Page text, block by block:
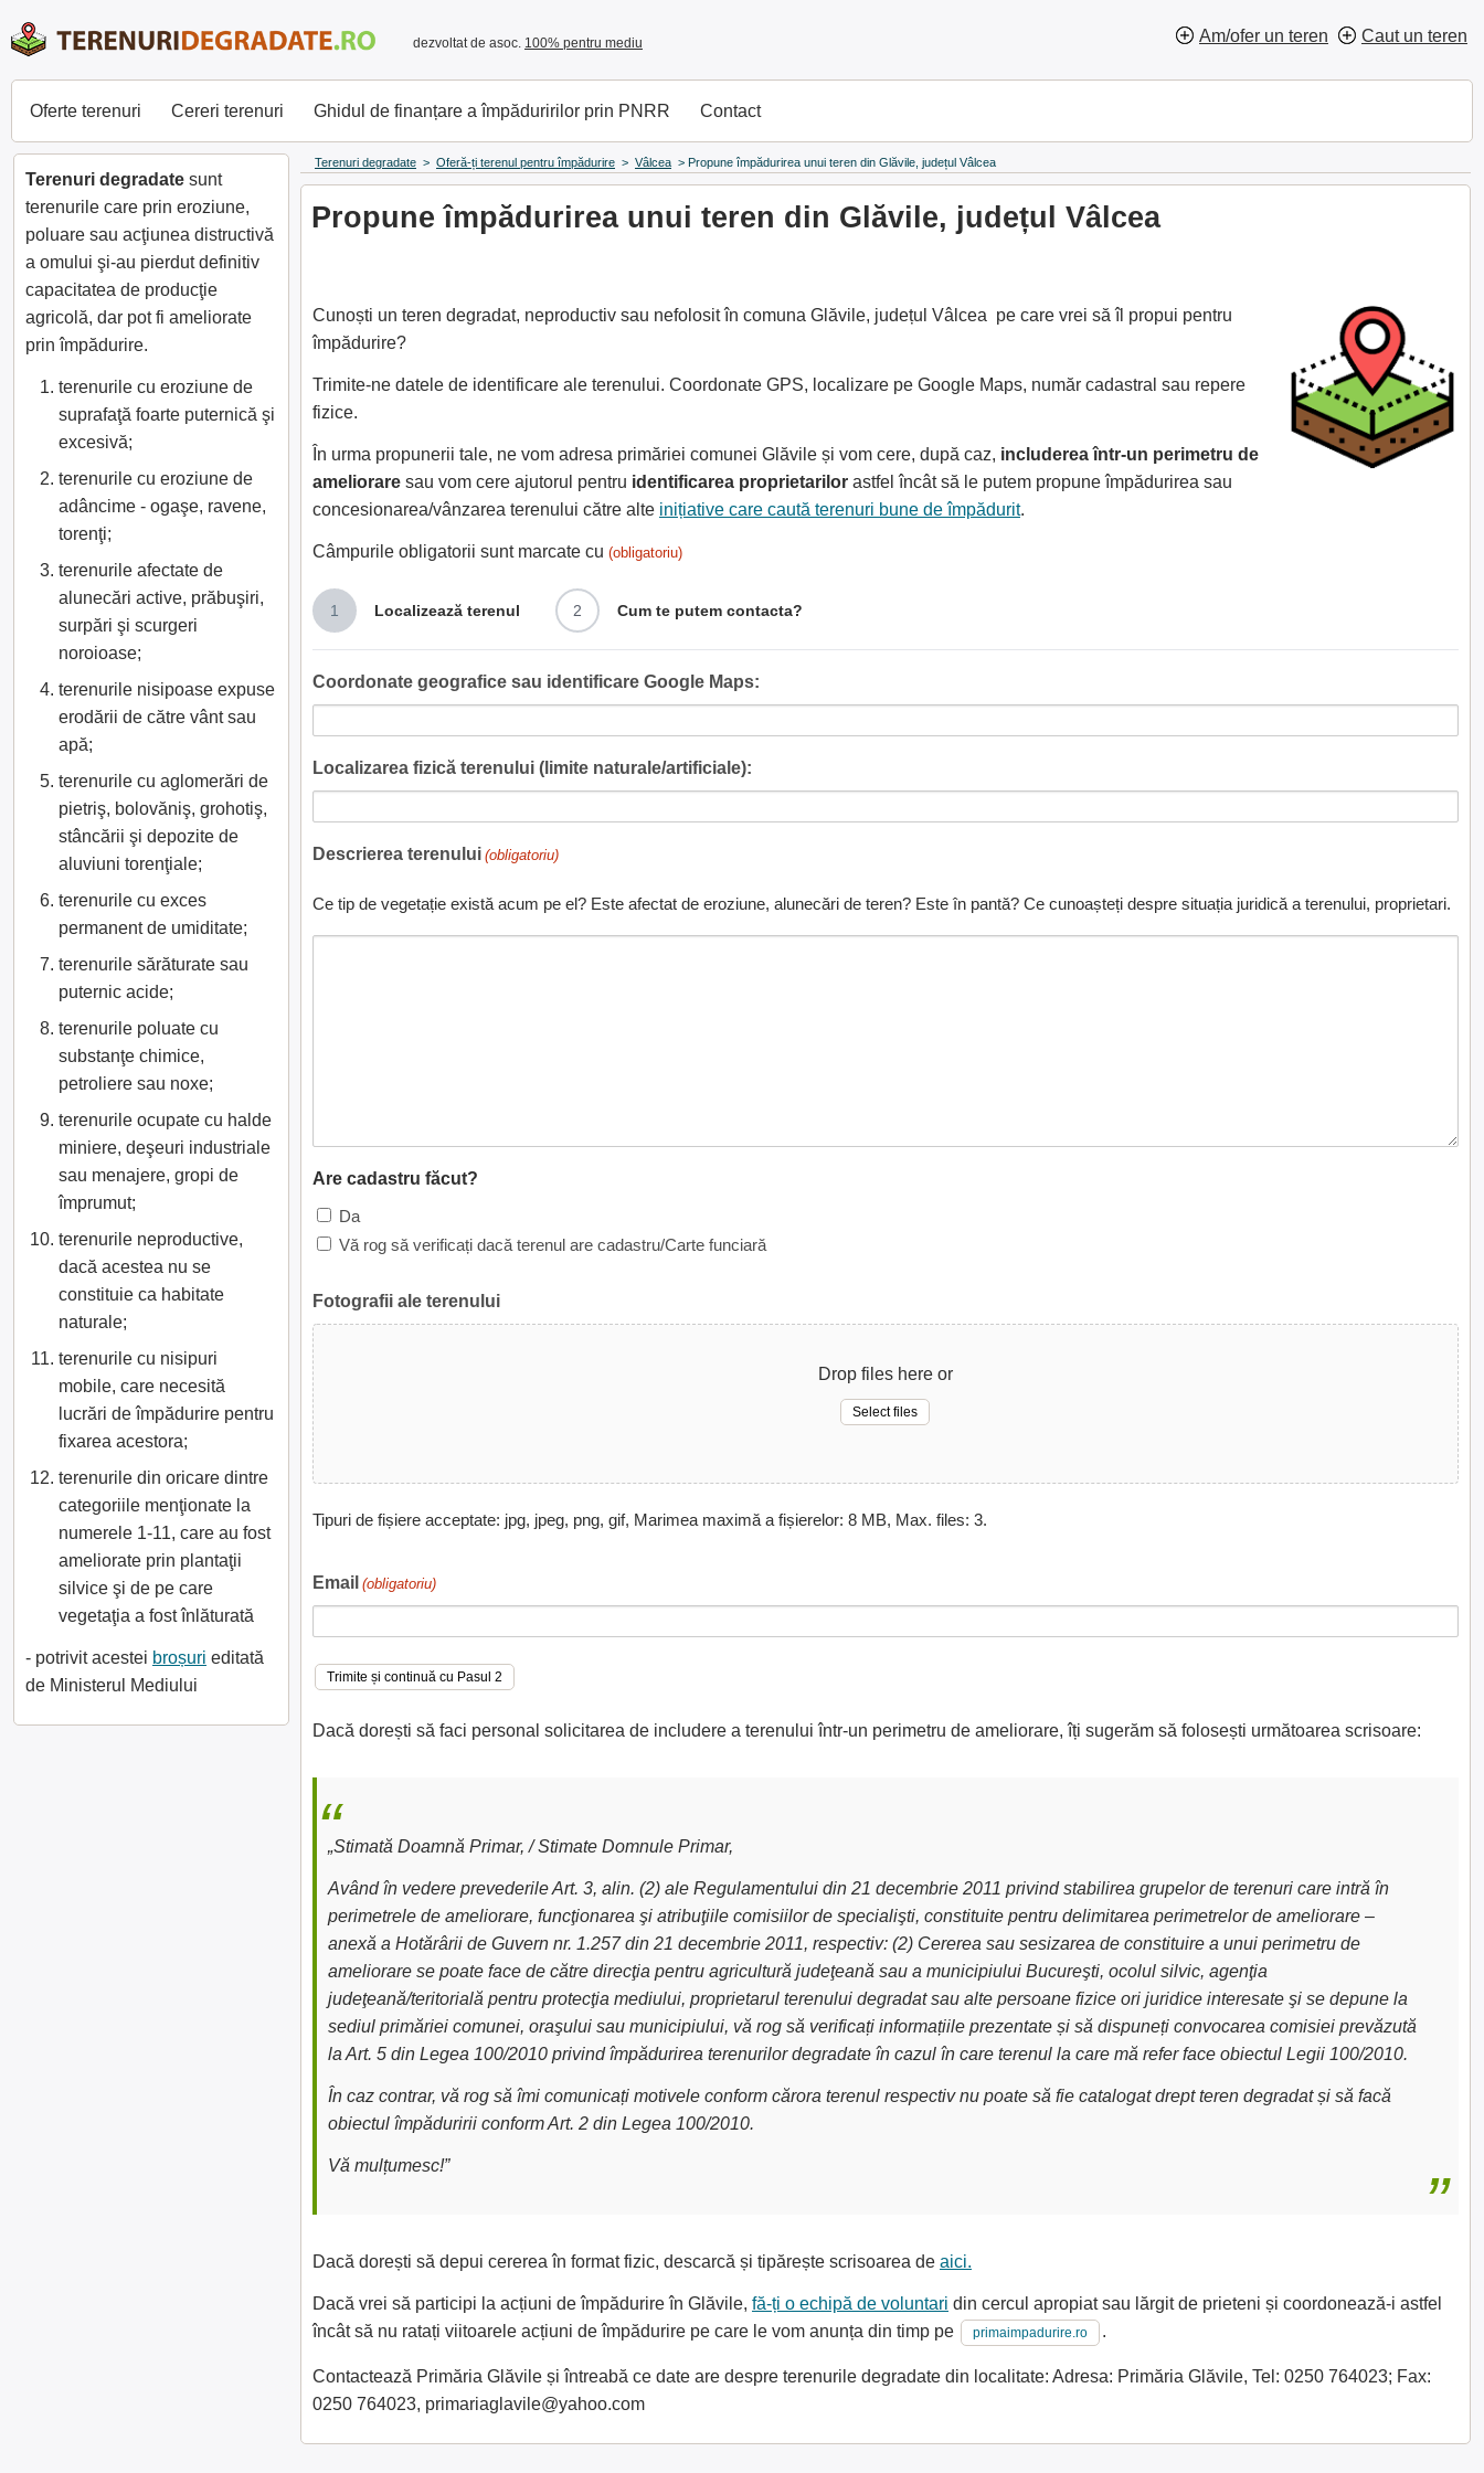
dezvoltat de asoc. 100% pentru mediu Am/ofer un teren Caut un teren
Oferte terenuri Cereri terenuri Ghidul de finanțare a împăduririlor prin PNRR Contact
Terenuri degradate > Oferă-ți terenul pentru împădurire > Vâlcea > Propune împădurirea unui teren din Glăvile, județul Vâlcea
Propune împădurirea unui teren din Glăvile, județul Vâlcea
Cunoști un teren degradat, neproductiv sau nefolosit în comuna Glăvile, județul Vâlcea pe care vrei să îl propui pentru
împădurire?
Trimite-ne datele de identificare ale terenului. Coordonate GPS, localizare pe Google Maps, număr cadastral sau repere
fizice.
În urma propunerii tale, ne vom adresa primăriei comunei Glăvile și vom cere, după caz, includerea într-un perimetru de
ameliorare sau vom cere ajutorul pentru identificarea proprietarilor astfel încât să le putem propune împădurirea sau
concesionarea/vânzarea terenului către alte inițiative care caută terenuri bune de împădurit.
Câmpurile obligatorii sunt marcate cu (obligatoriu)
1 Localizează terenul 2 Cum te putem contacta?
Coordonate geografice sau identificare Google Maps:
Localizarea fizică terenului (limite naturale/artificiale):
Descrierea terenului (obligatoriu)
Ce tip de vegetație există acum pe el? Este afectat de eroziune, alunecări de teren? Este în pantă? Ce cunoașteți despre situația juridică a terenului, proprietari.
Are cadastru făcut?
Da
Vă rog să verificați dacă terenul are cadastru/Carte funciară
Fotografii ale terenului
Drop files here or
Select files
Tipuri de fișiere acceptate: jpg, jpeg, png, gif, Marimea maximă a fișierelor: 8 MB, Max. files: 3.
Email (obligatoriu)
Dacă dorești să faci personal solicitarea de includere a terenului într-un perimetru de ameliorare, îți sugerăm să folosești următoarea scrisoare:
„Stimată Doamnă Primar, / Stimate Domnule Primar,
Având în vedere prevederile Art. 3, alin. (2) ale Regulamentului din 21 decembrie 2011 privind stabilirea grupelor de terenuri care intră în
perimetrele de ameliorare, funcţionarea şi atribuţiile comisiilor de specialişti, constituite pentru delimitarea perimetrelor de ameliorare –
anexă a Hotărârii de Guvern nr. 1.257 din 21 decembrie 2011, respectiv: (2) Cererea sau sesizarea de constituire a unui perimetru de
ameliorare se poate face de către direcţia pentru agricultură judeţeană sau a municipiului Bucureşti, ocolul silvic, agenţia
judeţeană/teritorială pentru protecţia mediului, proprietarul terenului degradat sau alte persoane fizice ori juridice interesate şi se depune la
sediul primăriei comunei, oraşului sau municipiului, vă rog să verificați informațiile prezentate și să dispuneți convocarea comisiei prevăzută
la Art. 5 din Legea 100/2010 privind împădurirea terenurilor degradate în cazul în care terenul la care mă refer face obiectul Legii 100/2010.
În caz contrar, vă rog să îmi comunicați motivele conform cărora terenul respectiv nu poate să fie catalogat drept teren degradat și să facă
obiectul împăduririi conform Art. 2 din Legea 100/2010.
Vă mulțumesc!”
Dacă dorești să depui cererea în format fizic, descarcă și tipărește scrisoarea de aici.
Dacă vrei să participi la acțiuni de împădurire în Glăvile, fă-ți o echipă de voluntari din cercul apropiat sau lărgit de prieteni și coordonează-i astfel
încât să nu ratați viitoarele acțiuni de împădurire pe care le vom anunța din timp pe
primaimpadurire.ro .
Contactează Primăria Glăvile și întreabă ce date are despre terenurile degradate din localitate: Adresa: Primăria Glăvile, Tel: 0250 764023; Fax:
0250 764023, primariaglavile@yahoo.com
Terenuri degradate sunt
terenurile care prin eroziune,
poluare sau acţiunea distructivă
a omului şi-au pierdut definitiv
capacitatea de producţie
agricolă, dar pot fi ameliorate
prin împădurire.
terenurile cu eroziune de
suprafaţă foarte puternică şi
excesivă;
terenurile cu eroziune de
adâncime - ogaşe, ravene,
torenţi;
terenurile afectate de
alunecări active, prăbuşiri,
surpări şi scurgeri
noroioase;
terenurile nisipoase expuse
erodării de către vânt sau
apă;
terenurile cu aglomerări de
pietriş, bolovăniş, grohotiş,
stâncării şi depozite de
aluviuni torenţiale;
terenurile cu exces
permanent de umiditate;
terenurile sărăturate sau
puternic acide;
terenurile poluate cu
substanţe chimice,
petroliere sau noxe;
terenurile ocupate cu halde
miniere, deşeuri industriale
sau menajere, gropi de
împrumut;
terenurile neproductive,
dacă acestea nu se
constituie ca habitate
naturale;
terenurile cu nisipuri
mobile, care necesită
lucrări de împădurire pentru
fixarea acestora;
terenurile din oricare dintre
categoriile menţionate la
numerele 1-11, care au fost
ameliorate prin plantaţii
silvice şi de pe care
vegetaţia a fost înlăturată
- potrivit acestei broșuri editată
de Ministerul Mediului